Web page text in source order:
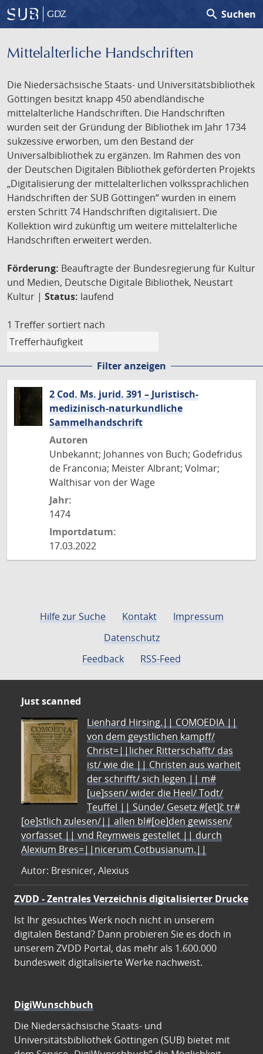
GDZ search Suchen
Mittelalterliche Handschriften
Die Niedersächsische Staats- und Universitätsbibliothek
Göttingen besitzt knapp 450 abendländische
mittelalterliche Handschriften. Die Handschriften
wurden seit der Gründung der Bibliothek im Jahr 1734
sukzessive erworben, um den Bestand der
Universalbibliothek zu ergänzen. Im Rahmen des von
der Deutschen Digitalen Bibliothek geförderten Projekts
„Digitalisierung der mittelalterlichen volkssprachlichen
Handschriften der SUB Göttingen“ wurden in einem
ersten Schritt 74 Handschriften digitalisiert. Die
Kollektion wird zukünftig um weitere mittelalterliche
Handschriften erweitert werden.
Förderung: Beauftragte der Bundesregierung für Kultur
und Medien, Deutsche Digitale Bibliothek, Neustart
Kultur | Status: laufend
1 Treffer sortiert nach
Filter anzeigen
2 Cod. Ms. jurid. 391 – Juristisch-
medizinisch-naturkundliche
Sammelhandschrift
Autoren
Unbekannt; Johannes von Buch; Godefridus
de Franconia; Meister Albrant; Volmar;
Walthisar von der Wage
Jahr:
1474
Importdatum:
17.03.2022
Hilfe zur Suche Kontakt
Impressum
Datenschutz
Feedback
RSS-Feed
Just scanned
Lienhard Hirsing.|| COMOEDIA ||
von dem geystlichen kampff/
Christ=||licher Ritterschafft/ das
ist/ wie die || Christen aus warheit
der schrifft/ sich legen || m#
[ue]ssen/ wider die Heel/ Todt/
Teuffel || Sünde/ Gesetz #[et]c̃ tr#
[oe]stlich zulesen/|| allen bl#[oe]den gewissen/
vorfasset || vnd Reymweis gestellet || durch
Alexium Bres=||nicerum Cotbusianum.||
Autor: Bresnicer, Alexius
ZVDD - Zentrales Verzeichnis digitalisierter Drucke
Ist Ihr gesuchtes Werk noch nicht in unserem
digitalen Bestand? Dann probieren Sie es doch in
unserem ZVDD Portal, das mehr als 1.600.000
bundesweit digitalisierte Werke nachweist.
DigiWunschbuch
Die Niedersächsische Staats- und
Universitätsbibliothek Göttingen (SUB) bietet mit